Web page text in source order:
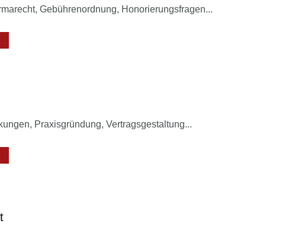
Gebührenordnung, Honorierungsfragen...
Praxisgründung, Vertragsgestaltung...